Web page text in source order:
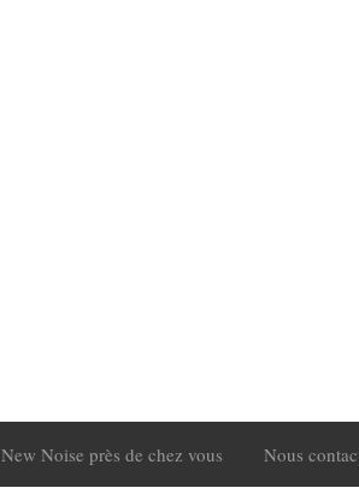
New Noise près de chez vous Nous